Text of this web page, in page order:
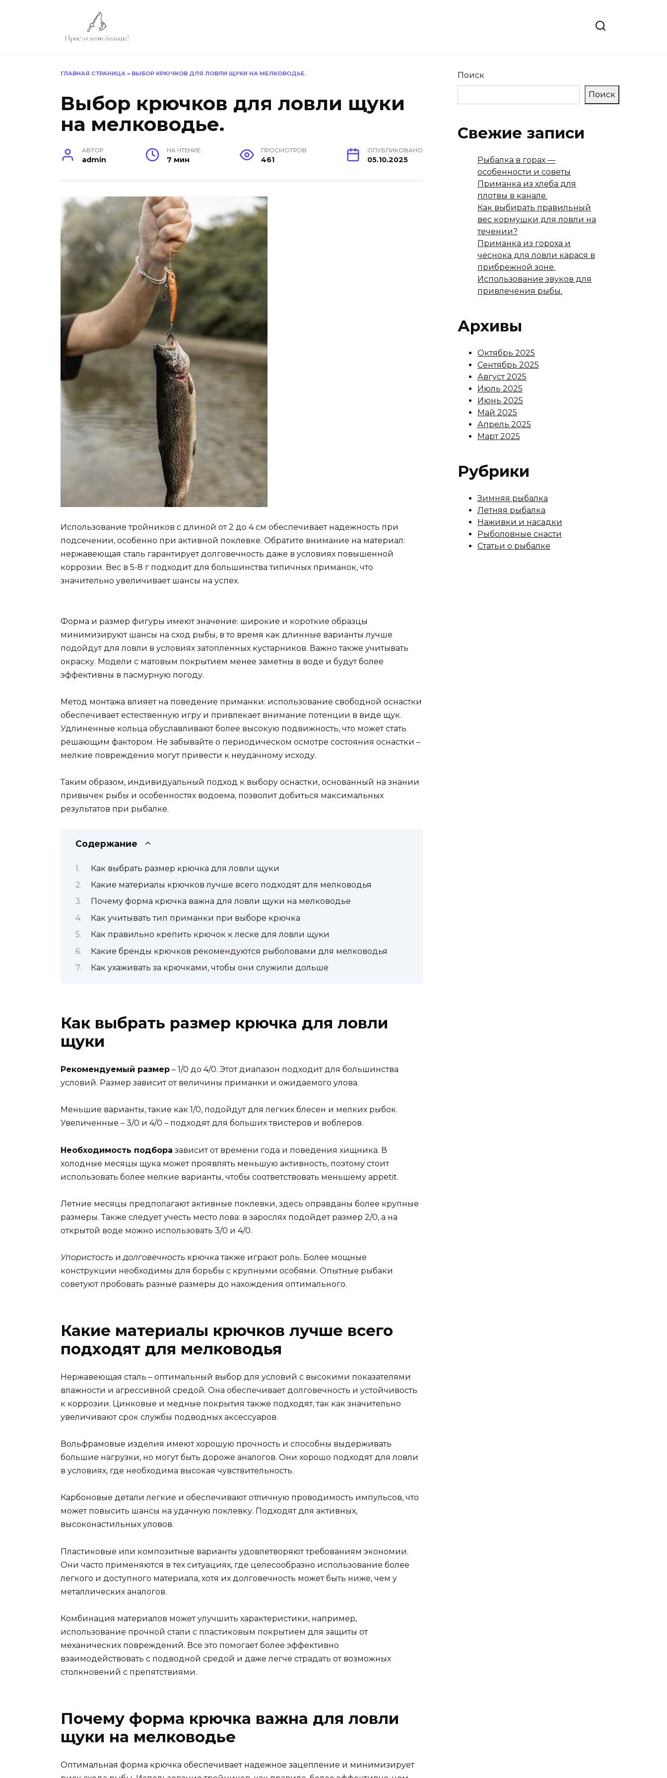
ГЛАВНАЯ СТРАНИЦА » ВЫБОР КРЮЧКОВ ДЛЯ ЛОВЛИ ЩУКИ НА МЕЛКОВОДЬЕ.
Выбор крючков для ловли щуки
на мелководье.
АВТОР
admin
НА ЧТЕНИЕ
7 мин
ПРОСМОТРОВ
461
ОПУБЛИКОВАНО
05.10.2025
Использование тройников с длиной от 2 до 4 см обеспечивает надежность при
подсечении, особенно при активной поклевке. Обратите внимание на материал:
нержавеющая сталь гарантирует долговечность даже в условиях повышенной
коррозии. Вес в 5-8 г подходит для большинства типичных приманок, что
значительно увеличивает шансы на успех.
Форма и размер фигуры имеют значение: широкие и короткие образцы
минимизируют шансы на сход рыбы, в то время как длинные варианты лучше
подойдут для ловли в условиях затопленных кустарников. Важно также учитывать
окраску. Модели с матовым покрытием менее заметны в воде и будут более
эффективны в пасмурную погоду.
Метод монтажа влияет на поведение приманки: использование свободной оснастки
обеспечивает естественную игру и привлекает внимание потенции в виде щук.
Удлиненные кольца обуславливают более высокую подвижность, что может стать
решающим фактором. Не забывайте о периодическом осмотре состояния оснастки –
мелкие повреждения могут привести к неудачному исходу.
Таким образом, индивидуальный подход к выбору оснастки, основанный на знании
привычек рыбы и особенностях водоема, позволит добиться максимальных
результатов при рыбалке.
Содержание
Как выбрать размер крючка для ловли щуки
Какие материалы крючков лучше всего подходят для мелководья
Почему форма крючка важна для ловли щуки на мелководье
Как учитывать тип приманки при выборе крючка
Как правильно крепить крючок к леске для ловли щуки
Какие бренды крючков рекомендуются рыболовами для мелководья
Как ухаживать за крючками, чтобы они служили дольше
Как выбрать размер крючка для ловли
щуки
Рекомендуемый размер – 1/0 до 4/0. Этот диапазон подходит для большинства
условий. Размер зависит от величины приманки и ожидаемого улова.
Меньшие варианты, такие как 1/0, подойдут для легких блесен и мелких рыбок.
Увеличенные – 3/0 и 4/0 – подходят для больших твистеров и воблеров.
Необходимость подбора зависит от времени года и поведения хищника. В
холодные месяцы щука может проявлять меньшую активность, поэтому стоит
использовать более мелкие варианты, чтобы соответствовать меньшему appetit.
Летние месяцы предполагают активные поклевки, здесь оправданы более крупные
размеры. Также следует учесть место лова: в зарослях подойдет размер 2/0, а на
открытой воде можно использовать 3/0 и 4/0.
Упористость идолговечность крючка также играют роль. Более мощные
конструкции необходимы для борьбы с крупными особями. Опытные рыбаки
советуют пробовать разные размеры до нахождения оптимального.
Какие материалы крючков лучше всего
подходят для мелководья
Нержавеющая сталь – оптимальный выбор для условий с высокими показателями
влажности и агрессивной средой. Она обеспечивает долговечность и устойчивость
к коррозии. Цинковые и медные покрытия также подходят, так как значительно
увеличивают срок службы подводных аксессуаров.
Вольфрамовые изделия имеют хорошую прочность и способны выдерживать
большие нагрузки, но могут быть дороже аналогов. Они хорошо подходят для ловли
в условиях, где необходима высокая чувствительность.
Карбоновые детали легкие и обеспечивают отличную проводимость импульсов, что
может повысить шансы на удачную поклевку. Подходят для активных,
высоконастильных уловов.
Пластиковые или композитные варианты удовлетворяют требованиям экономии.
Они часто применяются в тех ситуациях, где целесообразно использование более
легкого и доступного материала, хотя их долговечность может быть ниже, чем у
металлических аналогов.
Комбинация материалов может улучшить характеристики, например,
использование прочной стали с пластиковым покрытием для защиты от
механических повреждений. Все это помогает более эффективно
взаимодействовать с подводной средой и даже легче страдать от возможных
столкновений с препятствиями.
Почему форма крючка важна для ловли
щуки на мелководье
Оптимальная форма крючка обеспечивает надежное зацепление и минимизирует
Поиск
Поиск
Свежие записи
Рыбалка в горах —
особенности и советы
Приманка из хлеба для
плотвы в канале.
Как выбирать правильный
вес кормушки для ловли на
течении?
Приманка из гороха и
чеснока для ловли карася в
прибрежной зоне.
Использование звуков для
привлечения рыбы.
Архивы
Октябрь 2025
Сентябрь 2025
Август 2025
Июль 2025
Июнь 2025
Май 2025
Апрель 2025
Март 2025
Рубрики
Зимняя рыбалка
Летняя рыбалка
Наживки и насадки
Рыболовные снасти
Статьи о рыбалке